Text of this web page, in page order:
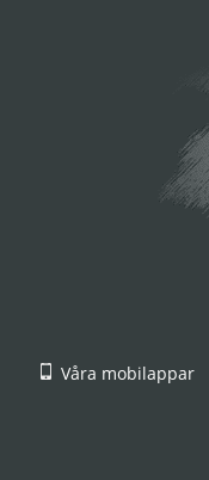
Våra mobilappar